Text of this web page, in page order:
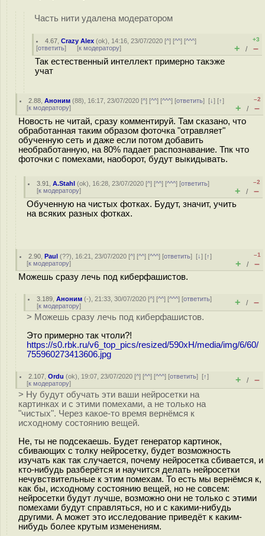
Часть нити удалена модератором
4.67 ,Crazy Alex (ok), 14:16, 23/07/2020 [^] [^^] [^^^]
[ответить] [к модератору]
+3
+ / –
Так естественный интеллект примерно такэже
учат
2.88 ,Аноним (88), 16:17, 23/07/2020 [^] [^^] [^^^] [ответить][↓] [↑]
[к модератору]
–2
+ / –
Новость не читай, сразу комментируй. Там сказано, что
обработанная таким образом фоточка "отравляет"
обученную сеть и даже если потом добавить
необработанную, на 80% падает распознавание. Тпк что
фоточки с помехами, наоборот, будут выкидывать.
3.91 ,A.Stahl (ok), 16:28, 23/07/2020 [^] [^^] [^^^] [ответить]
[к модератору]
–2
+ / –
Обученную на чистых фотках. Будут, значит, учить
на всяких разных фотках.
2.90 ,Paul (??), 16:21, 23/07/2020 [^] [^^] [^^^] [ответить][↓] [↑]
[к модератору]
–1
+ / –
Можешь сразу лечь под киберфашистов.
3.189 ,Аноним (-), 21:33, 30/07/2020 [^] [^^] [^^^] [ответить]
[к модератору] + / –
> Можешь сразу лечь под киберфашистов.
Это примерно так чтоли?!
https://s0.rbk.ru/v6_top_pics/resized/590xH/media/img/6/60/
755960273413606.jpg
2.107 ,Ordu (ok), 19:07, 23/07/2020 [^] [^^] [^^^] [ответить][↑]
[к модератору] + / –
> Ну будут обучать эти ваши нейросетки на
картинках и с этими помехами, а не только на
"чистых". Через какое-то время вернёмся к
исходному состоянию вещей.
Не, ты не подсекаешь. Будет генератор картинок,
сбивающих с толку нейросетку, будет возможность
изучать как так случается, почему нейросетка сбивается, и
кто-нибудь разберётся и научится делать нейросетки
нечувствительные к этим помехам. То есть мы вернёмся к,
как бы, исходному состоянию вещей, но не совсем:
нейросетки будут лучше, возможно они не только с этими
помехами будут справляться, но и с какими-нибудь
другими. А может это исследование приведёт к каким-
нибудь более крутым изменениям.